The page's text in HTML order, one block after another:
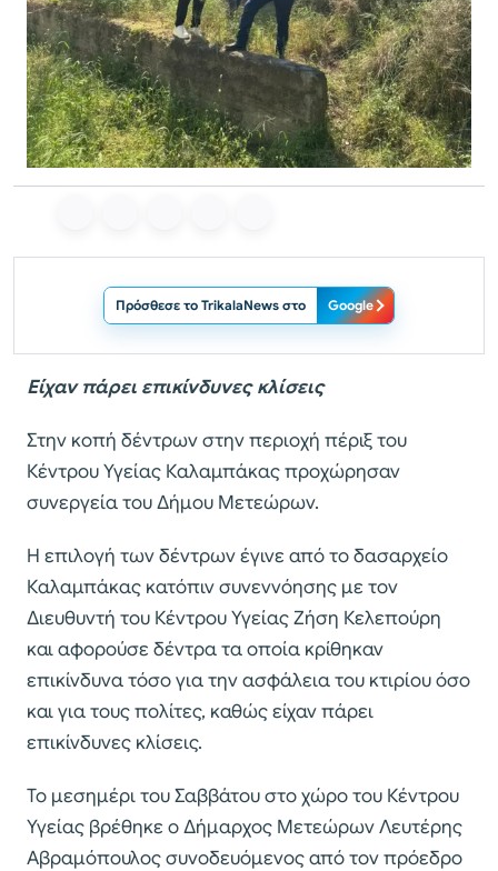
Πρόσθεσε το TrikalaNews στο Google
Είχαν πάρει επικίνδυνες κλίσεις
Στην κοπή δέντρων στην περιοχή πέριξ του
Κέντρου Υγείας Καλαμπάκας προχώρησαν
συνεργεία του Δήμου Μετεώρων.
Η επιλογή των δέντρων έγινε από το δασαρχείο
Καλαμπάκας κατόπιν συνεννόησης με τον
Διευθυντή του Κέντρου Υγείας Ζήση Κελεπούρη
και αφορούσε δέντρα τα οποία κρίθηκαν
επικίνδυνα τόσο για την ασφάλεια του κτιρίου όσο
και για τους πολίτες, καθώς είχαν πάρει
επικίνδυνες κλίσεις.
Το μεσημέρι του Σαββάτου στο χώρο του Κέντρου
Υγείας βρέθηκε ο Δήμαρχος Μετεώρων Λευτέρης
Αβραμόπουλος συνοδευόμενος από τον πρόεδρο